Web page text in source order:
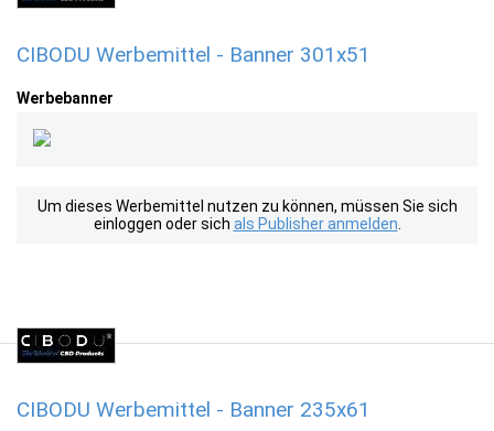
CIBODU Werbemittel - Banner 301x51
Werbebanner
Um dieses Werbemittel nutzen zu können, müssen Sie sich
einloggen oder sich als Publisher anmelden
CIBODU Werbemittel - Banner 235x61